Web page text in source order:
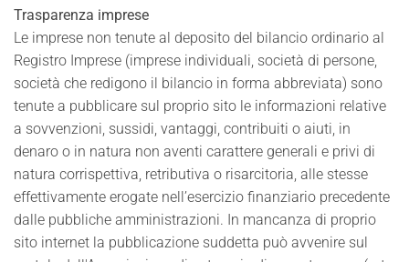
Trasparenza imprese
Le imprese non tenute al deposito del bilancio ordinario al
Registro Imprese (imprese individuali, società di persone,
società che redigono il bilancio in forma abbreviata) sono
tenute a pubblicare sul proprio sito le informazioni relative
a sovvenzioni, sussidi, vantaggi, contribuiti o aiuti, in
denaro o in natura non aventi carattere generali e privi di
natura corrispettiva, retributiva o risarcitoria, alle stesse
effettivamente erogate nell’esercizio finanziario precedente
dalle pubbliche amministrazioni. In mancanza di proprio
sito internet la pubblicazione suddetta può avvenire sul